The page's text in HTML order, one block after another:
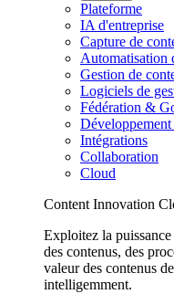
Plateforme
IA d'entreprise
Capture de
Automatisation
Gestion de
Logiciels de
Fédération &
Intégrations
Collaboration
Cloud
Content Innovation
Exploitez la
des contenus, des
valeur des contenus
intelligemment.